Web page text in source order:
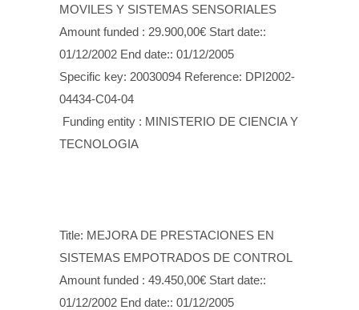
MOVILES Y SISTEMAS SENSORIALES
Amount funded : 29.900,00€ Start date::
01/12/2002 End date:: 01/12/2005
Specific key: 20030094 Reference: DPI2002-
04434-C04-04
Funding entity : MINISTERIO DE CIENCIA Y
TECNOLOGIA
Title: MEJORA DE PRESTACIONES EN
SISTEMAS EMPOTRADOS DE CONTROL
Amount funded : 49.450,00€ Start date::
01/12/2002 End date:: 01/12/2005